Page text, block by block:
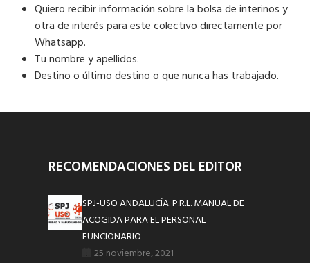
Quiero recibir información sobre la bolsa de interinos y
otra de interés para este colectivo directamente por
Whatsapp.
Tu nombre y apellidos.
Destino o último destino o que nunca has trabajado.
RECOMENDACIONES DEL EDITOR
SPJ-USO ANDALUCÍA. P.R.L. MANUAL DE
ACOGIDA PARA EL PERSONAL
FUNCIONARIO
25 noviembre, 2021